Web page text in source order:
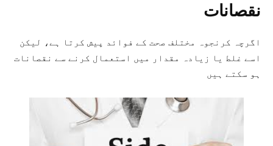
نقصانات
اگرچہ کرنجوہ مختلف صحت کے فوائد پیش کرتا ہے، لیکن
اسے غلط یا زیادہ مقدار میں استعمال کرنے سے نقصانات
ہو سکتے ہیں